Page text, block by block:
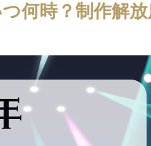
何時？制作解